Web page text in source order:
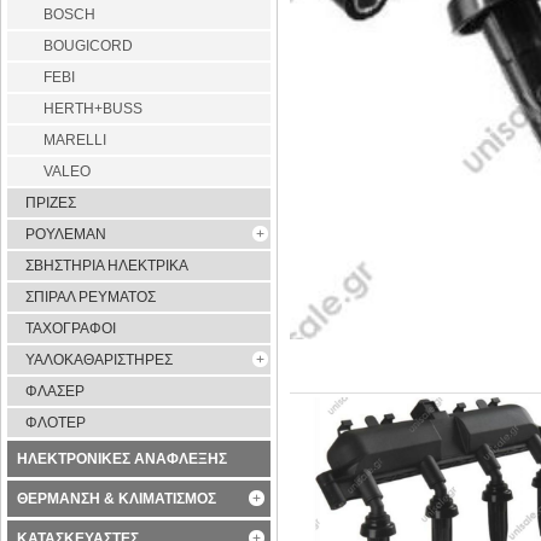
BOSCH
BOUGICORD
FEBI
HERTH+BUSS
MARELLI
VALEO
ΠΡΙΖΕΣ
ΡΟΥΛΕΜΑΝ
ΣΒΗΣΤΗΡΙΑ ΗΛΕΚΤΡΙΚΑ
ΣΠΙΡΑΛ ΡΕΥΜΑΤΟΣ
ΤΑΧΟΓΡΑΦΟΙ
ΥΑΛΟΚΑΘΑΡΙΣΤΗΡΕΣ
ΦΛΑΣΕΡ
ΦΛΟΤΕΡ
ΗΛΕΚΤΡΟΝΙΚΕΣ ΑΝΑΦΛΕΞΗΣ
ΘΕΡΜΑΝΣΗ & ΚΛΙΜΑΤΙΣΜΟΣ